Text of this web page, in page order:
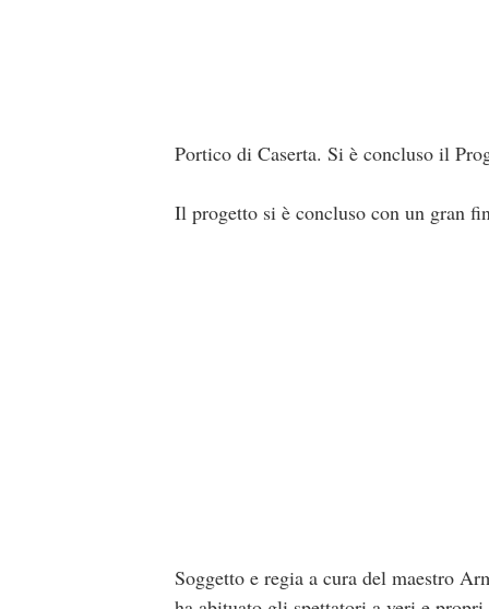
Portico di Caserta. Si è concluso il
Il progetto si è concluso con un gran
Soggetto e regia a cura del maestro